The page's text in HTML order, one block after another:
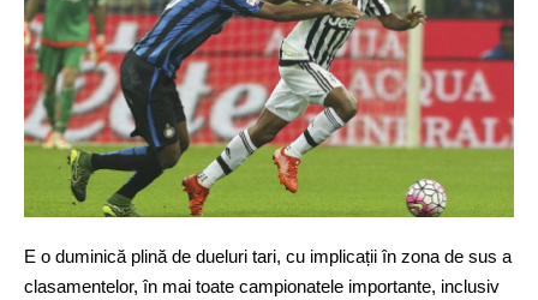
E o duminică plină de dueluri tari, cu implicații în zona de sus a
clasamentelor, în mai toate campionatele importante, inclusiv